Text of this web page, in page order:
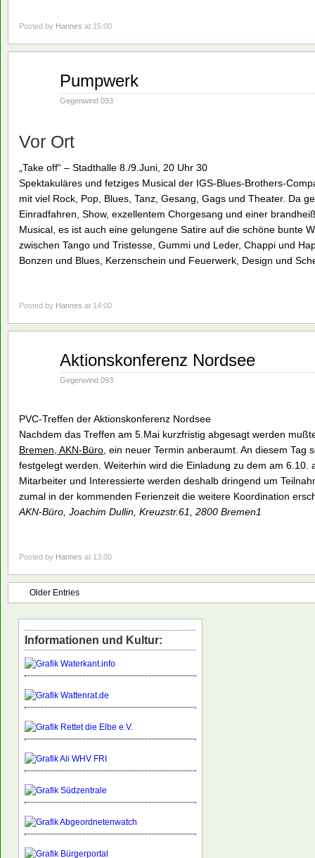
Posted by Hannes at 15:00
Pumpwerk
Gegenwind 093
Vor Ort
„Take off“ – Stadthalle 8./9.Juni, 20 Uhr 30
Spektakuläres und fetziges Musical der IGS-Blues-Brothers-
mit viel Rock, Pop, Blues, Tanz, Gesang, Gags und Theater. Da
Einradfahren, Show, exzellentem Chorgesang und einer
Musical, es ist auch eine gelungene Satire auf die schöne bunte
zwischen Tango und Tristesse, Gummi und Leder, Chappi und
Bonzen und Blues, Kerzenschein und Feuerwerk, Design und
Posted by Hannes at 14:00
Aktionskonferenz Nordsee
Gegenwind 093
PVC-Treffen der Aktionskonferenz Nordsee
Nachdem das Treffen am 5.Mai kurzfristig abgesagt werden
Bremen, AKN-Büro, ein neuer Termin anberaumt. An diesem Tag
festgelegt werden. Weiterhin wird die Einladung zu dem am 6.10.
Mitarbeiter und Interessierte werden deshalb dringend um
zumal in der kommenden Ferienzeit die weitere Koordination
AKN-Büro, Joachim Dullin, Kreuzstr.61, 2800 Bremen1
Posted by Hannes at 13:00
Older Entries
Informationen und Kultur: